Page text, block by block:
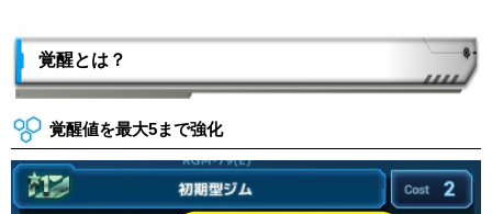
覚醒とは？
覚醒値を最大5まで強化